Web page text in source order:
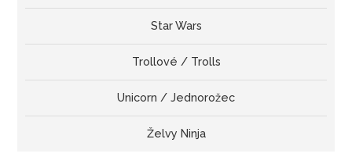
Star Wars
Trollové / Trolls
Unicorn / Jednorožec
Želvy Ninja